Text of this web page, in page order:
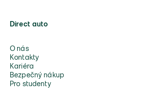
Direct auto
O nás
Kontakty
Kariéra
Bezpečný nákup
Pro studenty